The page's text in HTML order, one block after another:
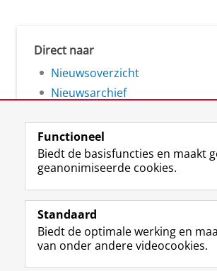
Direct naar
Nieuwsoverzicht
Nieuwsarchief
Volg de RUG
F
a
e
b
L
i
k
e
R
S
-
f
Studiekiezers
Functioneel
Biedt de basisfuncties en maakt
geanonimiseerde cookies.
Standaard
Biedt de optimale werking en
van onder andere videocookies.